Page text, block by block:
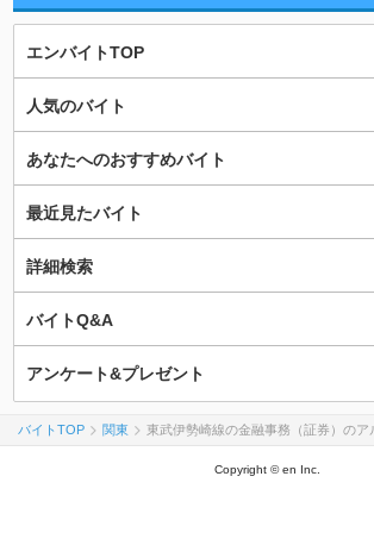
エンバイトTOP
人気のバイト
あなたへのおすすめバイト
最近見たバイト
詳細検索
バイトQ&A
アンケート&プレゼント
バイトTOP 関東 東武伊勢崎線の金融事務（証券）のア
Copyright © en Inc.